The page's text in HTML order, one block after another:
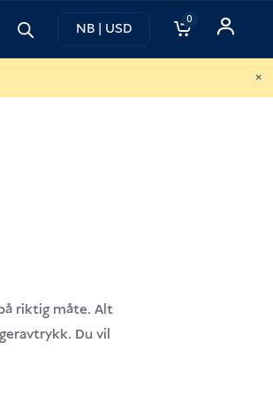
NB | USD
0
×
riktig måte. Alt
Du vil